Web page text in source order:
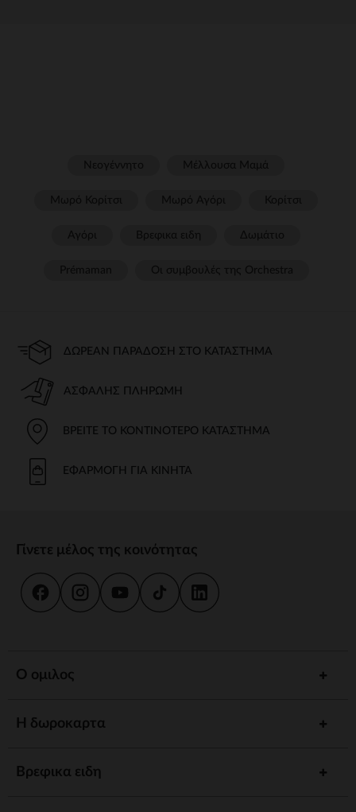
ΔΩΡΕΆΝ ΠΑΡΆΔΟΣΗ ΣΤΟ ΚΑΤΆΣΤΗΜΑ
ΑΣΦΑΛΉΣ ΠΛΗΡΩΜΉ
ΒΡΕΊΤΕ ΤΟ ΚΟΝΤΙΝΌΤΕΡΟ ΚΑΤΆΣΤΗΜΑ
ΕΦΑΡΜΟΓΉ ΓΙΑ ΚΙΝΗΤΆ
Γίνετε μέλος της κοινότητας
Ο ομιλος
Η δωροκαρτα
Βρεφικα ειδη